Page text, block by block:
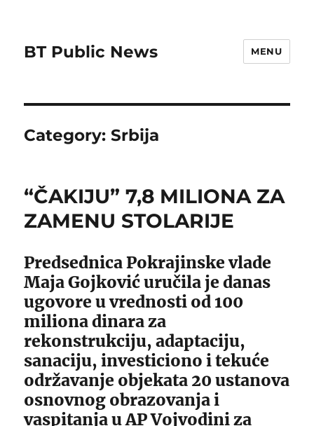
BT Public News MENU
Category:Srbija
“ČAKIJU” 7,8 MILIONA ZA
ZAMENU STOLARIJE
Predsednica Pokrajinske vlade
Maja Gojković uručila je danas
ugovore u vrednosti od 100
miliona dinara za
rekonstrukciju, adaptaciju,
sanaciju, investiciono i tekuće
održavanje objekata 20 ustanova
osnovnog obrazovanja i
vaspitanja u AP Vojvodini za